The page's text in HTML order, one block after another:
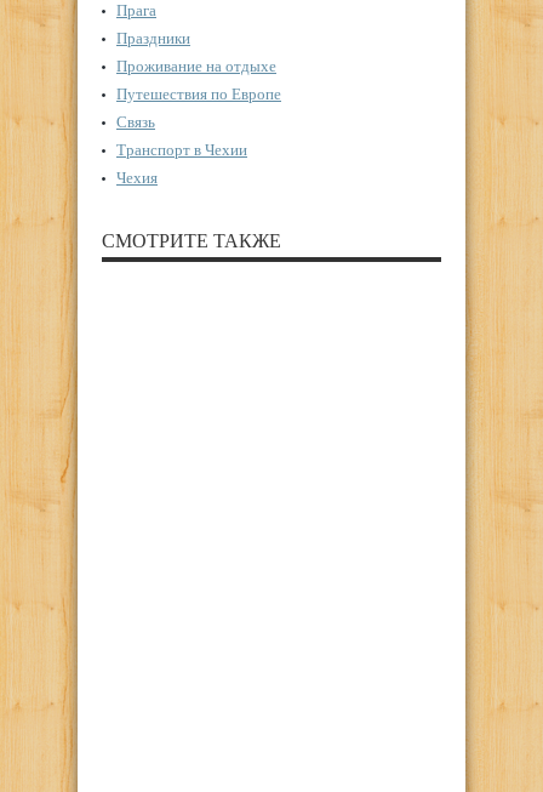
Прага
Праздники
Проживание на отдыхе
Путешествия по Европе
Связь
Транспорт в Чехии
Чехия
СМОТРИТЕ ТАКЖЕ